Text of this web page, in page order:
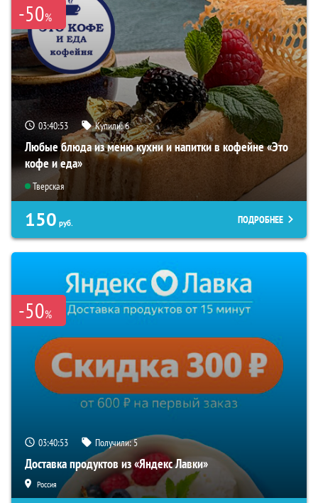
-50%
03:40:52 Купили:6
Любые блюда из меню кухни и напитки в кофейне «Это
кофе и еда»
Тверская
150 руб. ПОДРОБНЕЕ
-50%
03:40:52 Получили:5
Доставка продуктов из «Яндекс Лавки»
Россия